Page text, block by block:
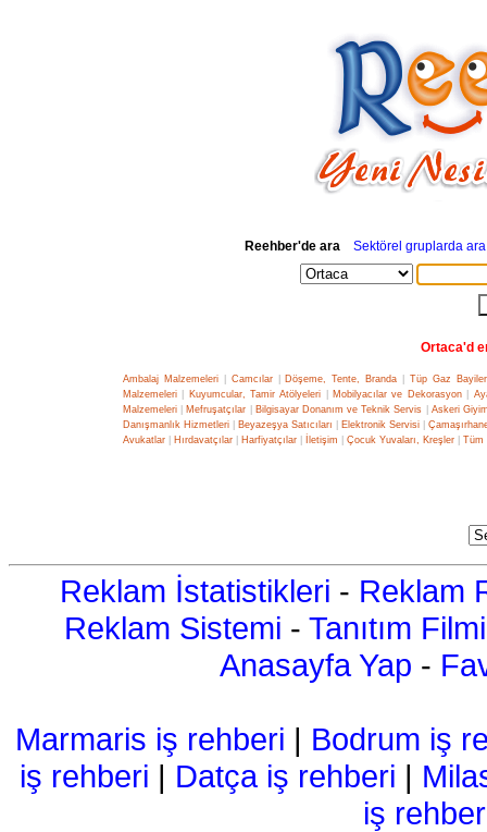
Reehber'de ara Sektörel gruplarda ara
Ortaca'd
Ambalaj Malzemeleri Camcılar Döşeme, Tente, Branda
Tüp Gaz
Malzemeleri
Kuyumcular, Tamir Atölyeleri Mobilyacılar ve Dekorasyon
Malzemeleri
Mefruşatçılar Bilgisayar Donanım ve Teknik Servis
Askeri
Danışmanlık Hizmetleri
Beyazeşya Satıcıları Elektronik Servisi
Avukatlar
Hırdavatçılar Harfiyatçılar İletişim Çocuk Yuvaları, Kreşler Tüm
Reklam İstatistikleri - Reklam
Reklam Sistemi - Tanıtım Filmi
Anasayfa Yap -
Marmaris iş rehberi | Bodrum iş
iş rehberi | Datça iş rehberi |
iş